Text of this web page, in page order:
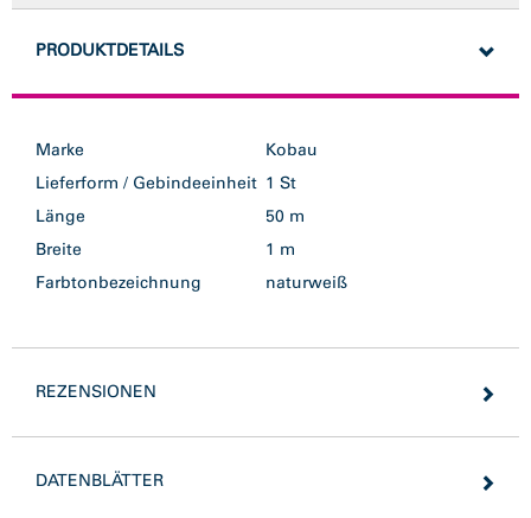
PRODUKTDETAILS
Marke
Kobau
Lieferform / Gebindeeinheit 1 St
Länge
50 m
Breite
1 m
Farbtonbezeichnung
naturweiß
REZENSIONEN
DATENBLÄTTER